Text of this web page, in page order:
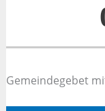
Gemeindegebet